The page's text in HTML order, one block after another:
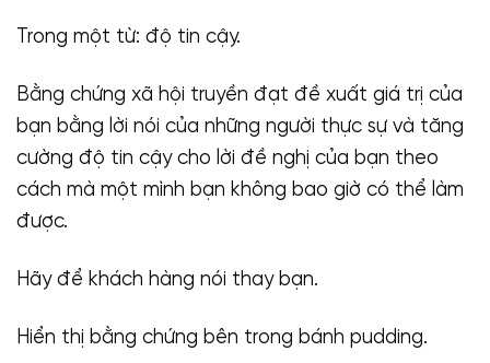
Trong một từ: độ tin cậy.
Bằng chứng xã hội truyền đạt đề xuất giá trị của
bạn bằng lời nói của những người thực sự và tăng
cường độ tin cậy cho lời đề nghị của bạn theo
cách mà một mình bạn không bao giờ có thể làm
được.
Hãy để khách hàng nói thay bạn.
Hiển thị bằng chứng bên trong bánh pudding.